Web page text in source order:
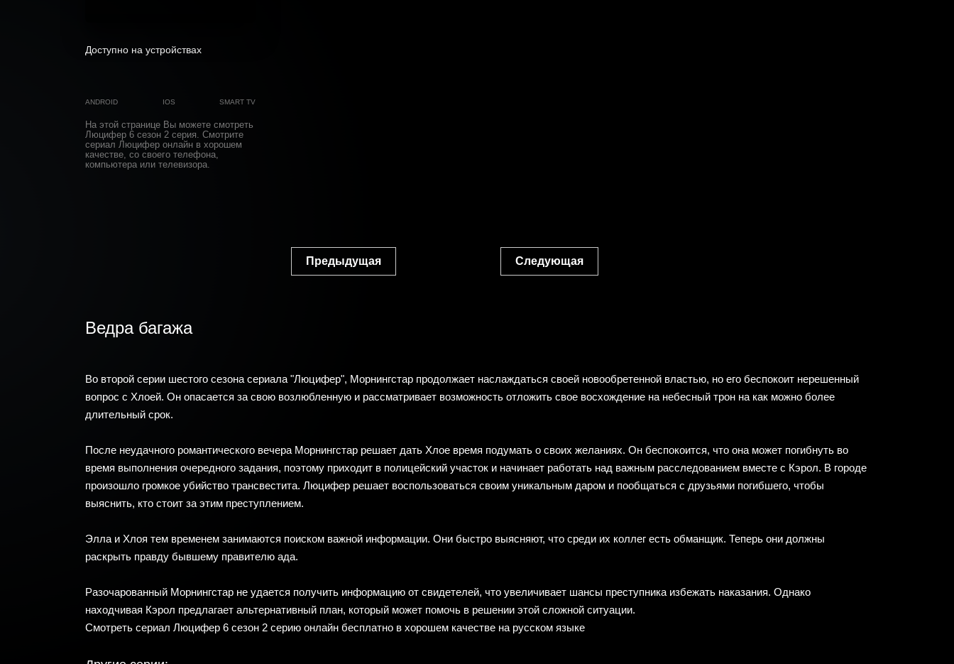
Доступно на устройствах
ANDROID IOS SMART TV
На этой странице Вы можете смотреть
Люцифер 6 cезон 2 cерия. Смотрите
сериал Люцифер онлайн в хорошем
качестве, со своего телефона,
компьютера или телевизора.
Предыдущая Следующая
Ведра багажа
Во второй серии шестого сезона сериала "Люцифер", Морнингстар продолжает наслаждаться своей новообретенной властью, но его беспокоит нерешенный
вопрос с Хлоей. Он опасается за свою возлюбленную и рассматривает возможность отложить свое восхождение на небесный трон на как можно более
длительный срок.
После неудачного романтического вечера Морнингстар решает дать Хлое время подумать о своих желаниях. Он беспокоится, что она может погибнуть во
время выполнения очередного задания, поэтому приходит в полицейский участок и начинает работать над важным расследованием вместе с Кэрол. В городе
произошло громкое убийство трансвестита. Люцифер решает воспользоваться своим уникальным даром и пообщаться с друзьями погибшего, чтобы
выяснить, кто стоит за этим преступлением.
Элла и Хлоя тем временем занимаются поиском важной информации. Они быстро выясняют, что среди их коллег есть обманщик. Теперь они должны
раскрыть правду бывшему правителю ада.
Разочарованный Морнингстар не удается получить информацию от свидетелей, что увеличивает шансы преступника избежать наказания. Однако
находчивая Кэрол предлагает альтернативный план, который может помочь в решении этой сложной ситуации.
Смотреть сериал Люцифер 6 сезон 2 серию онлайн бесплатно в хорошем качестве на русском языке